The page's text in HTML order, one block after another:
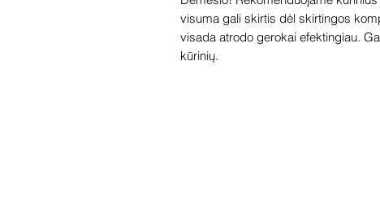
visuma gali skirtis dėl skirtingos
visada atrodo gerokai efektingiau.
kūrinių.